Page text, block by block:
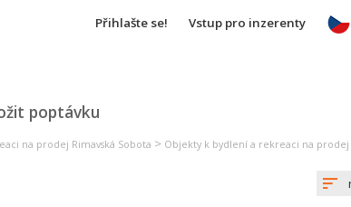
Přihlašte se! Vstup pro inzerenty
poptávku
na prodej Rimavská Sobota > Objekty k bydlení a rekreaci na prodej